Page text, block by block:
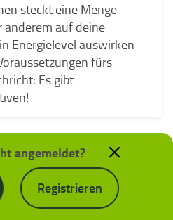
steckt eine Menge
anderem auf deine
Energielevel auswirken
fürs
Es gibt
angemeldet?
Registrieren